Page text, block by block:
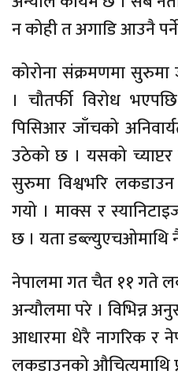
न कोही त अगाडि आउनै
कोरोना संक्रमणमा सुरुमा
। चौतर्फी विरोध
पिसिआर जाँचको
उठेको छ । यसको
सुरुमा विश्वभरि
गयो । माक्स र
छ । यता डब्ल्युएचओमाथि
नेपालमा गत चैत ११ गते
अन्यौलमा परे । विभिन्न
आधारमा धेरै नागरिक र
लकडाउनको औचित्यमाथि